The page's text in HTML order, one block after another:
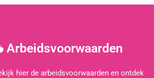
Arbeidsvoorwaarden
hier de arbeidsvoorwaarden en ontdek